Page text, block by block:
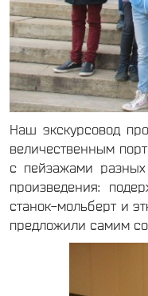
Наш экскурсовод
величественным
с пейзажами
произведения:
станок-мольберт и
предложили самим